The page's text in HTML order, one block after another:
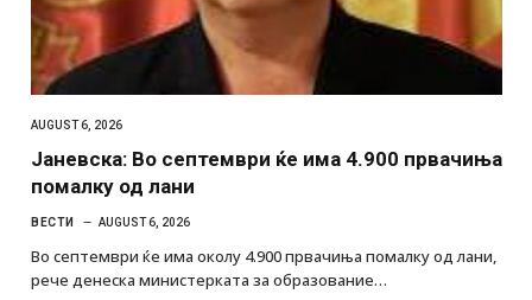
AUGUST 6, 2026
Јаневска: Во септември ќе има 4.900 првачиња
помалку од лани
ВЕСТИ AUGUST 6, 2026
Во септември ќе има околу 4.900 првачиња помалку од лани,
рече денеска министерката за образование…